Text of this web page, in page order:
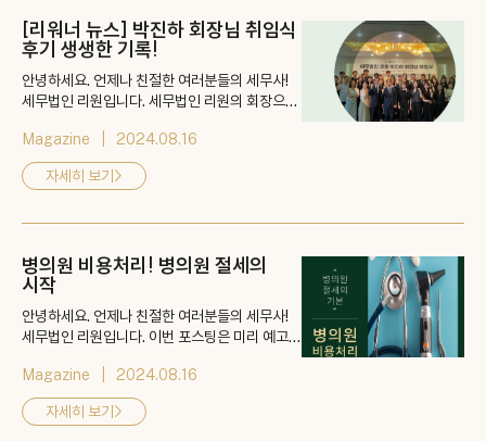
[리워너 뉴스] 박진하 회장님 취임식
후기 생생한 기록!
안녕하세요. 언제나 친절한 여러분들의 세무사!
세무법인 리원입니다. 세무법인 리원의 회장으로
기념하는 자리를 마련했습니다. 👉 게시물 바로
가기: https://blog.naver.com/kimhyun012
2/223515852498
Magazine 2024.08.16
자세히 보기>
병의원 비용처리! 병의원 절세의
시작
안녕하세요. 언제나 친절한 여러분들의 세무사!
세무법인 리원입니다. 이번 포스팅은 미리 예고해
관한 이야기를 해드리고자 합니다. 병의원을 운영
하시는 원장님 분들은 집중해 주세요. 👉 게시물
바로가기: https://blog.naver.com/kimhyun
Magazine 2024.08.16
자세히 보기>